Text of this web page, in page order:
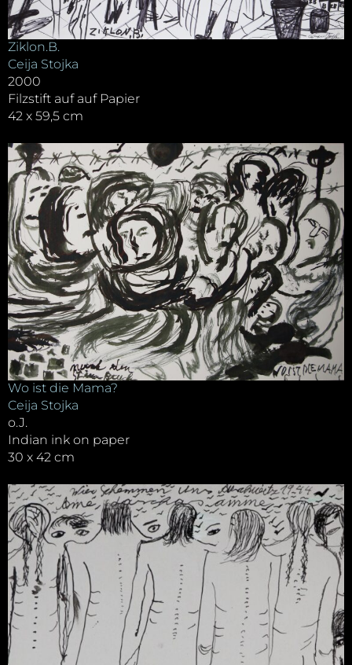
Ziklon.B.
Ceija Stojka
2000
Filzstift auf auf Papier
42 x 59,5 cm
Wo ist die Mama?
Ceija Stojka
o.J.
Indian ink on paper
30 x 42 cm